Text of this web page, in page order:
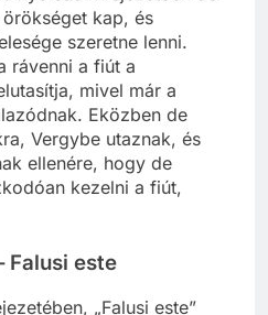
nyolcadik fejezetben de
örökséget kap, és
szeretne lenni.
rávenni a fiút a
mivel már a
Eközben de
Vergybe utaznak, és
ellenére, hogy de
kezelni a fiút,
este